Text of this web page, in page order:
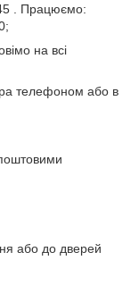
. Працюємо:
на всі
телефоном або в
або до дверей